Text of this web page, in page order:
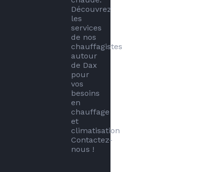
Découvrez
les
services
de nos
chauffagistes
autour
de Dax
pour
vos
besoins
en
chauffage
et
climatisation
Contactez-
nous !